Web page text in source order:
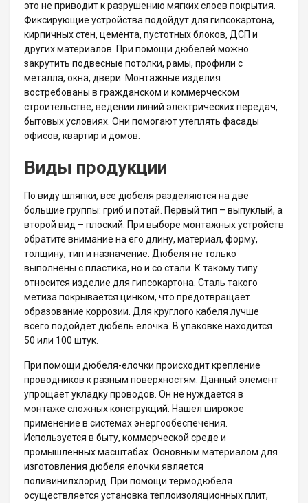
это не приводит к разрушению мягких слоев покрытия.
Фиксирующие устройства подойдут для гипсокартона,
кирпичных стен, цемента, пустотных блоков, ДСП и
других материалов. При помощи дюбелей можно
закрутить подвесные потолки, рамы, профили с
металла, окна, двери. Монтажные изделия
востребованы в гражданском и коммерческом
строительстве, ведении линий электрических передач,
бытовых условиях. Они помогают утеплять фасады
офисов, квартир и домов.
Виды продукции
По виду шляпки, все дюбеля разделяются на две
большие группы: гриб и потай. Первый тип – выпуклый, а
второй вид – плоский. При выборе монтажных устройств
обратите внимание на его длину, материал, форму,
толщину, тип и назначение. Дюбеля не только
выполнены с пластика, но и со стали. К такому типу
относится изделие для гипсокартона. Сталь такого
метиза покрывается цинком, что предотвращает
образование коррозии. Для круглого кабеля лучше
всего подойдет дюбель елочка. В упаковке находится
50 или 100 штук.
При помощи дюбеля-елочки происходит крепление
проводников к разным поверхностям. Данный элемент
упрощает укладку проводов. Он не нуждается в
монтаже сложных конструкций. Нашел широкое
применение в системах энергообеспечения.
Используется в быту, коммерческой среде и
промышленных масштабах. Основным материалом для
изготовления дюбеля елочки является
поливинилхлорид. При помощи термодюбеля
осуществляется установка теплоизоляционных плит,